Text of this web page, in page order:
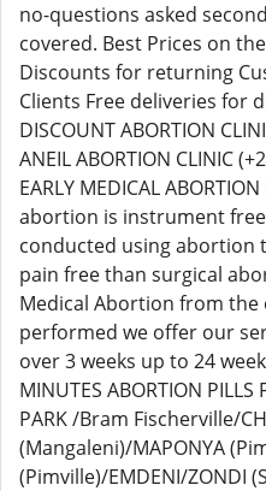
no-questions asked
covered. Best Prices on
Discounts for returning
Clients Free deliveries for
DISCOUNT ABORTION
ANEIL ABORTION CLINIC
EARLY MEDICAL
abortion is instrument
conducted using abortion
pain free than surgical
Medical Abortion from the
performed we offer our
over 3 weeks up to 24
MINUTES ABORTION PILLS
PARK /Bram Fischerville/
(Mangaleni)/MAPONYA
(Pimville)/EMDENI/ZONDI